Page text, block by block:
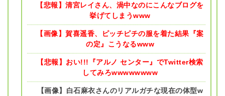
【悲報】清宮レイさん、渦中なのにこんなブログを
挙げてしまうwww
【画像】賀喜遥香、ピッチピチの服を着た結果『案
の定』こうなるwww
【悲報】おい!!!『アルノ センター』でTwitter検索
してみろwwwwwwww
【画像】白石麻衣さんのリアルガチな現在の体型w